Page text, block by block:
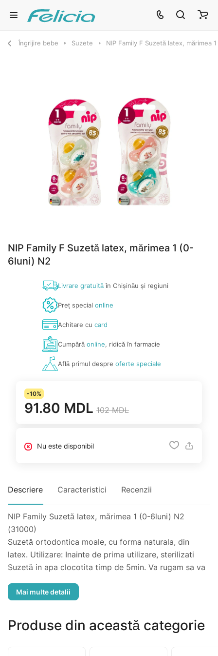
Îngrijire bebe Suzete NIP Family F Suzetă latex, mărimea
NIP Family F Suzetă latex, mărimea 1 (0-
6luni) N2
Livrare gratuităîn Chișinău și regiuni
Preț special online
Achitare cu card
Cumpărăonline, ridică în farmacie
Află primul despre oferte speciale
-10%
91.80 MDL 102 MDL
Nu este disponibil
Descriere Caracteristici Recenzii
NIP Family Suzetă latex, mărimea 1 (0-6luni) N2
(31000)
Suzetă ortodontica moale, cu forma naturala, din
latex. Utilizare: Inainte de prima utilizare, sterilizati
Suzetă in apa clocotita timp de 5min. Va rugam sa va
deteriorarea acesteia. Lasati Suzetă sa se raceasca.
suzetei. Curatati Suzetă, prin clatire sau sterilizare,
dupa fiecare utilizare. A se evita spalarea in masina de
Produse din această categorie